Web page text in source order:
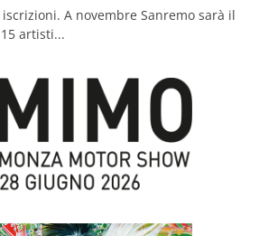
A novembre Sanremo sarà il
artisti...